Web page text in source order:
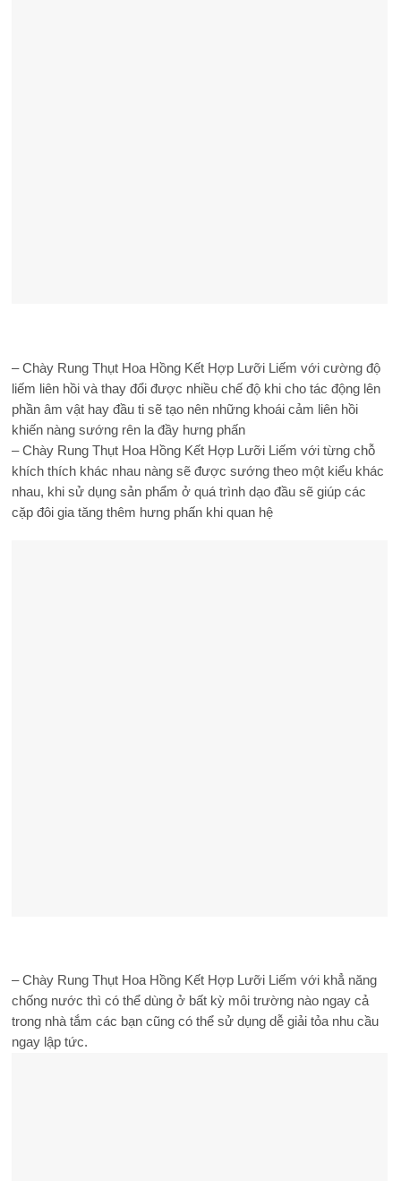
– Chày Rung Thụt Hoa Hồng Kết Hợp Lưỡi Liếm với cường độ
liếm liên hồi và thay đổi được nhiều chế độ khi cho tác động lên
phần âm vật hay đầu ti sẽ tạo nên những khoái cảm liên hồi
khiến nàng sướng rên la đầy hưng phấn
– Chày Rung Thụt Hoa Hồng Kết Hợp Lưỡi Liếm với từng chỗ
khích thích khác nhau nàng sẽ được sướng theo một kiểu khác
nhau, khi sử dụng sản phẩm ở quá trình dạo đầu sẽ giúp các
cặp đôi gia tăng thêm hưng phấn khi quan hệ
– Chày Rung Thụt Hoa Hồng Kết Hợp Lưỡi Liếm với khẳ năng
chống nước thì có thể dùng ở bất kỳ môi trường nào ngay cả
trong nhà tắm các bạn cũng có thể sử dụng dễ giải tỏa nhu cầu
ngay lập tức.